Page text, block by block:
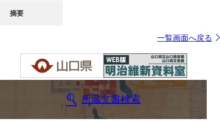
摘要
一覧画面へ戻る
所蔵文書検索